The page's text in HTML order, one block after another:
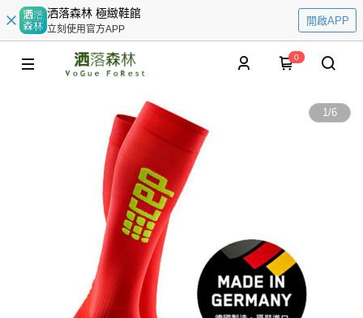
洒落森林 極緻鞋館
立刻使用官方APP
開啟APP
0
1/6